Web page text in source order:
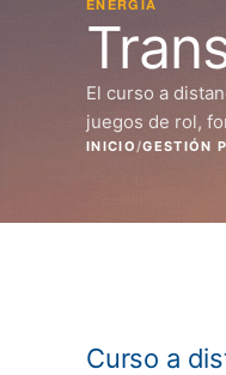
ENERGÍA
El curso a
juegos de rol,
INICIO /GESTIÓN
Curso a